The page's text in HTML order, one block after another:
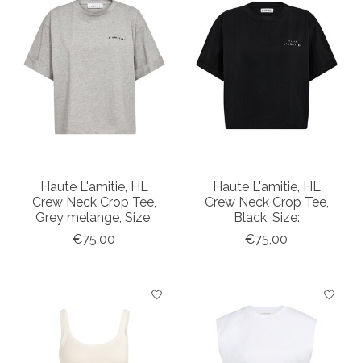
Haute L'amitie, HL
Crew Neck Crop Tee,
Grey melange, Size:
€75,00
Haute L'amitie, HL
Crew Neck Crop Tee,
Black, Size:
€75,00